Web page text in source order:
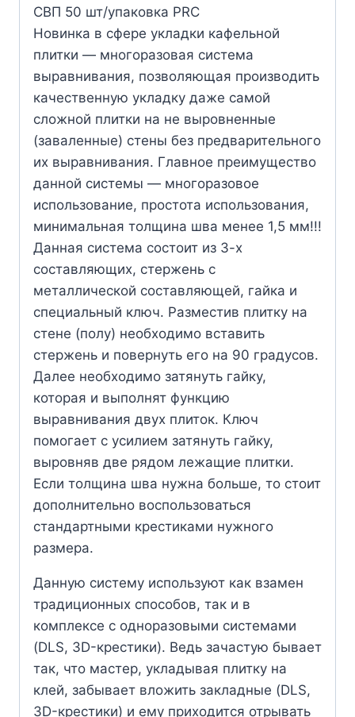
CВП 50 шт/упаковка PRC
Новинка в сфере укладки кафельной
плитки — многоразовая система
выравнивания, позволяющая производить
качественную укладку даже самой
сложной плитки на не выровненные
(заваленные) стены без предварительного
их выравнивания. Главное преимущество
данной системы — многоразовое
использование, простота использования,
минимальная толщина шва менее 1,5 мм!!!
Данная система состоит из 3-х
составляющих, стержень с
металлической составляющей, гайка и
специальный ключ. Разместив плитку на
стене (полу) необходимо вставить
стержень и повернуть его на 90 градусов.
Далее необходимо затянуть гайку,
которая и выполнят функцию
выравнивания двух плиток. Ключ
помогает с усилием затянуть гайку,
выровняв две рядом лежащие плитки.
Если толщина шва нужна больше, то стоит
дополнительно воспользоваться
стандартными крестиками нужного
размера.
Данную систему используют как взамен
традиционных способов, так и в
комплексе с одноразовыми системами
(DLS, 3D-крестики). Ведь зачастую бывает
так, что мастер, укладывая плитку на
клей, забывает вложить закладные (DLS,
3D-крестики) и ему приходится отрывать